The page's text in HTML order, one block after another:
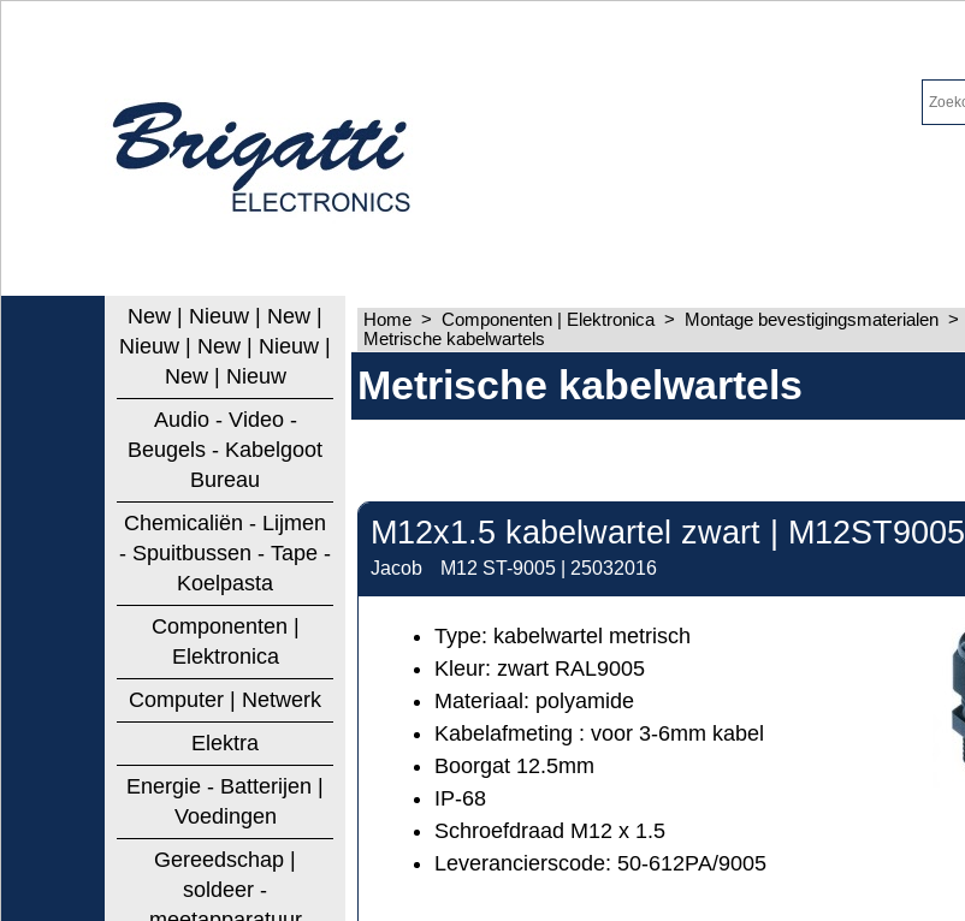
New | Nieuw | New |
Nieuw | New | Nieuw |
New | Nieuw
Audio - Video -
Beugels - Kabelgoot
Bureau
Chemicaliën - Lijmen
- Spuitbussen - Tape -
Koelpasta
Componenten |
Elektronica
Computer | Netwerk
Elektra
Energie - Batterijen |
Voedingen
Gereedschap |
soldeer -
Home > Componenten | Elektronica > Montage bevestigingsmaterialen >
Metrische kabelwartels
Metrische kabelwartels
M12x1.5 kabelwartel zwart | M12ST9005
Jacob M12 ST-9005 | 25032016
Type: kabelwartel metrisch
Kleur: zwart RAL9005
Materiaal: polyamide
Kabelafmeting : voor 3-6mm kabel
Boorgat 12.5mm
IP-68
Schroefdraad M12 x 1.5
Leverancierscode: 50-612PA/9005